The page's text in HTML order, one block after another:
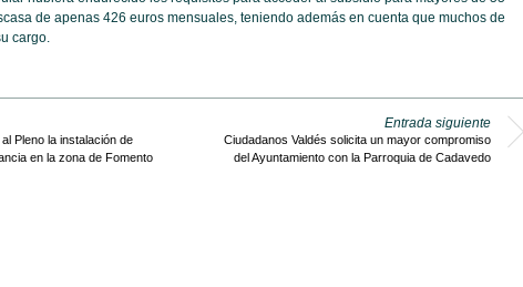
de apenas 426 euros mensuales, teniendo además en cuenta que muchos de
cargo.
Pleno la instalación de
en la zona de Fomento
Entrada siguiente
Ciudadanos Valdés solicita un mayor compromiso
del Ayuntamiento con la Parroquia de Cadavedo